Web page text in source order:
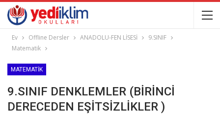
Ev Offline Dersler ANADOLU-FEN LİSESİ
9.SINIF
Matematik
MATEMATIK
9.SINIF DENKLEMLER (BİRİNCİ
DERECEDEN EŞİTSİZLİKLER )